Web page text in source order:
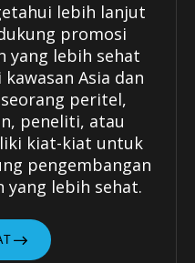
lebih lanjut
promosi
yang lebih sehat
Asia dan
seorang peritel,
peneliti, atau
kiat-kiat untuk
pengembangan
yang lebih sehat.